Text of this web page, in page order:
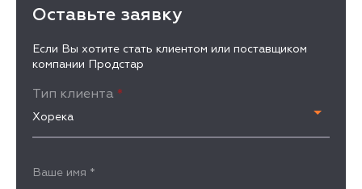
Оставьте заявку
Если Вы хотите стать клиентом или поставщиком
компании Продстар
Тип клиента *
Хорека
Ваше имя *